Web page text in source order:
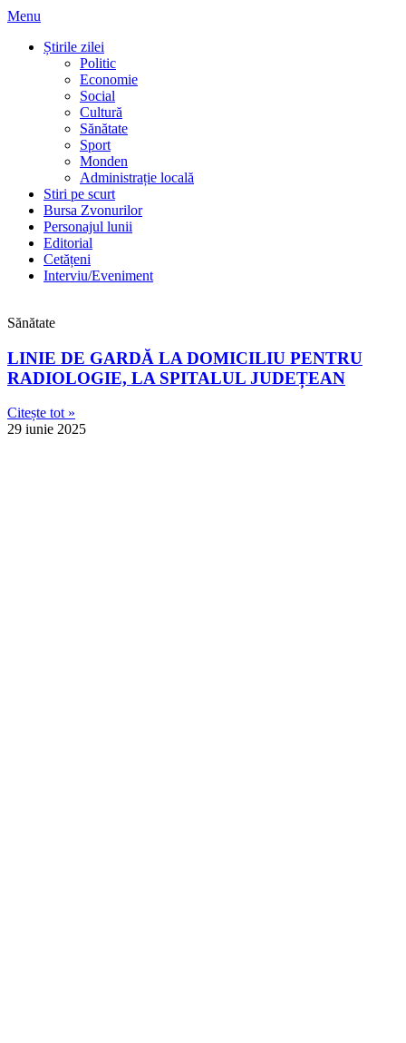
Menu
Știrile zilei
Politic
Economie
Social
Cultură
Sănătate
Sport
Monden
Administrație locală
Stiri pe scurt
Bursa Zvonurilor
Personajul lunii
Editorial
Cetățeni
Interviu/Eveniment
Sănătate
LINIE DE GARDĂ LA DOMICILIU PENTRU
RADIOLOGIE, LA SPITALUL JUDEȚEAN
Citește tot »
29 iunie 2025